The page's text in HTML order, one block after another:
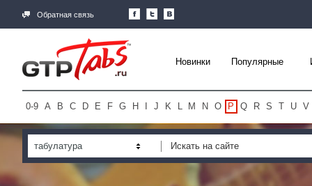
Обратная связь
Новинки Популярные
0-9 A B C D E F G H J K L M N O P Q R S T U V
табулатура